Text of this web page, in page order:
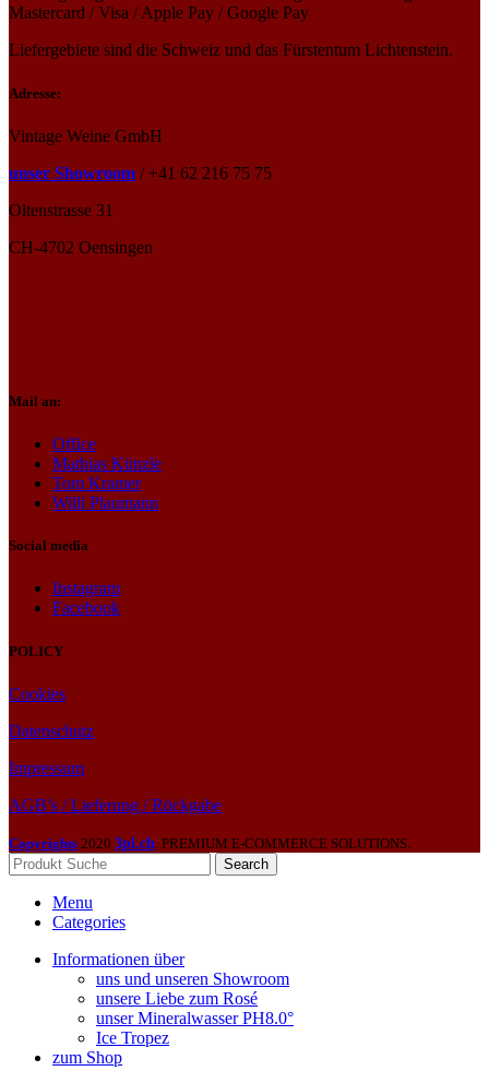
Mastercard / Visa / Apple Pay / Google Pay
Liefergebiete sind die Schweiz und das Fürstentum Lichtenstein.
Adresse:
Vintage Weine GmbH
unser Showroom / +41 62 216 75 75
Oltenstrasse 31
CH-4702 Oensingen
Mail an:
Office
Mathias Künzle
Tom Kramer
Willi Plaumann
Social media
Instagram
Facebook
POLICY
Cookies
Datenschutz
Impressum
AGB’s / Lieferung / Rückgabe
Copyrights 2020 3pl.ch . PREMIUM E-COMMERCE SOLUTIONS.
Search
Menu
Categories
Informationen über
uns und unseren Showroom
unsere Liebe zum Rosé
unser Mineralwasser PH8.0°
Ice Tropez
zum Shop